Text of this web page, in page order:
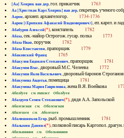
[Аа] Хенрик ван дер, гол. приказчик 1763
Аа [Христиан Карл Хенрик] ван дер, секретарь ученого
Аарон, архиеп. архангелогор. 1734-1736
Аарон [(Еропкин Афанасий Владимирович)], еп. карел. и
Абабуров Алексей(*), констапель 1782
Абаза, сек.-майор Острогож. гусар. полка 1773
Абаза Иван, поручик 1782
Абаза Константин, прапорщик 1779
Абаковский Франц 1765
Абакулов Евдоким Степанович, прапорщик 1781
Абакумов Влас, дворовый М.С. Челеева 1772
Абакумов Яков Васильевич, дворовый баронов
Абакумова Авдотья, помещица 1781
Абакумова Мария Гавриловна, жена В.Я. Воейкова
Абалдуев см. также Оболдуев
Абалдуев Семен Степанович(*), дядя А.А. Запольской
Абаленская см. Оболенская
Абалешев см. Аболешев
Абалишников Егор, рыб. промышленник 1781
Абалыхин Даниил(*), полковой писарь Каргопол.
Абальянинов см. Обольянинов